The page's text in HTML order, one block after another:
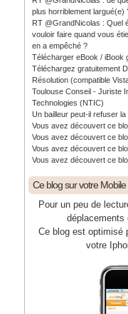
plus horriblement largué(e)
RT @GrandNicolas : Quel
vouloir faire quand vous
en a empêché ?
Télécharger eBook / iBook
Téléchargez gratuitement
Résolution (compatible
Toulouse Conseil - Juriste
Technologies (NTIC)
Un bailleur peut-il refuser
Vous avez découvert ce
Vous avez découvert ce
Vous avez découvert ce
Vous avez découvert ce
Ce blog sur votre Mobile
Pour un peu de
déplacements
Ce blog est optimisé
votre